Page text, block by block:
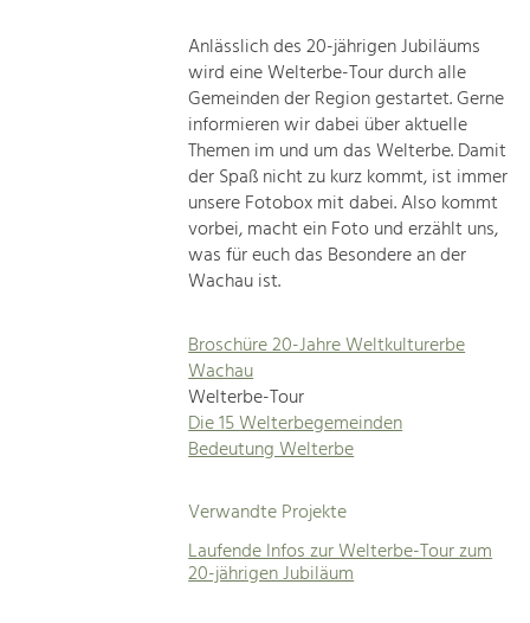
Anlässlich des 20-jährigen Jubiläums
wird eine Welterbe-Tour durch alle
Gemeinden der Region gestartet. Gerne
informieren wir dabei über aktuelle
Themen im und um das Welterbe. Damit
der Spaß nicht zu kurz kommt, ist immer
unsere Fotobox mit dabei. Also kommt
vorbei, macht ein Foto und erzählt uns,
was für euch das Besondere an der
Wachau ist.
Broschüre 20-Jahre Weltkulturerbe
Wachau
Welterbe-Tour
Die 15 Welterbegemeinden
Bedeutung Welterbe
Verwandte Projekte
Laufende Infos zur Welterbe-Tour zum
20-jährigen Jubiläum